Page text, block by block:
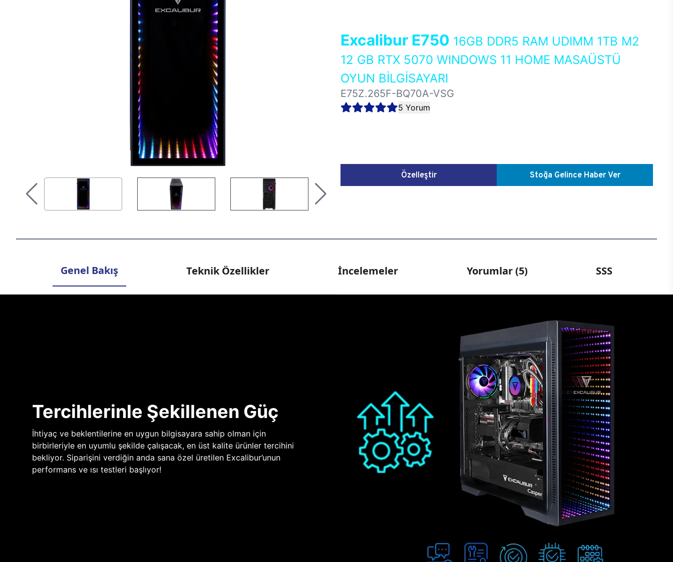
Excalibur E750 16GB DDR5 RAM UDIMM 1TB M2
12 GB RTX 5070 WINDOWS 11 HOME MASAÜSTÜ
OYUN BİLGİSAYARI
E75Z.265F-BQ70A-VSG
5 Yorum
Özelleştir Stoğa Gelince Haber Ver
Genel Bakış Teknik Özellikler İncelemeler Yorumlar (5) SSS
Tercihlerinle Şekillenen Güç
İhtiyaç ve beklentilerine en uygun bilgisayara sahip olman için
birbirleriyle en uyumlu şekilde çalışacak, en üst kalite ürünler tercihini
bekliyor. Siparişini verdiğin anda sana özel üretilen Excalibur’unun
performans ve ısı testleri başlıyor!